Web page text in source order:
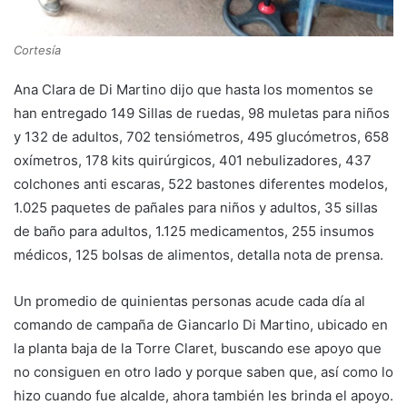
Cortesía
Ana Clara de Di Martino dijo que hasta los momentos se
han entregado 149 Sillas de ruedas, 98 muletas para niños
y 132 de adultos, 702 tensiómetros, 495 glucómetros, 658
oxímetros, 178 kits quirúrgicos, 401 nebulizadores, 437
colchones anti escaras, 522 bastones diferentes modelos,
1.025 paquetes de pañales para niños y adultos, 35 sillas
de baño para adultos, 1.125 medicamentos, 255 insumos
médicos, 125 bolsas de alimentos, detalla nota de prensa.
Un promedio de quinientas personas acude cada día al
comando de campaña de Giancarlo Di Martino, ubicado en
la planta baja de la Torre Claret, buscando ese apoyo que
no consiguen en otro lado y porque saben que, así como lo
hizo cuando fue alcalde, ahora también les brinda el apoyo.